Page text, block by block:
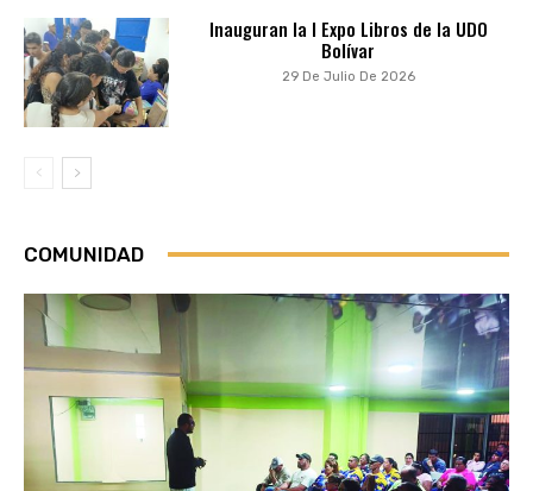
Inauguran la I Expo Libros de la UDO
Bolívar
29 De Julio De 2026
COMUNIDAD